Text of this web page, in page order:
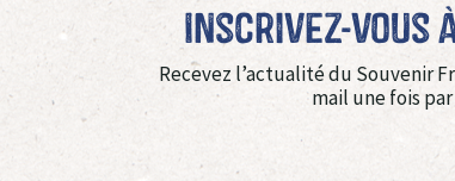
Inscrivez-vous
Recevez l’actualité du Souvenir
mail une fois